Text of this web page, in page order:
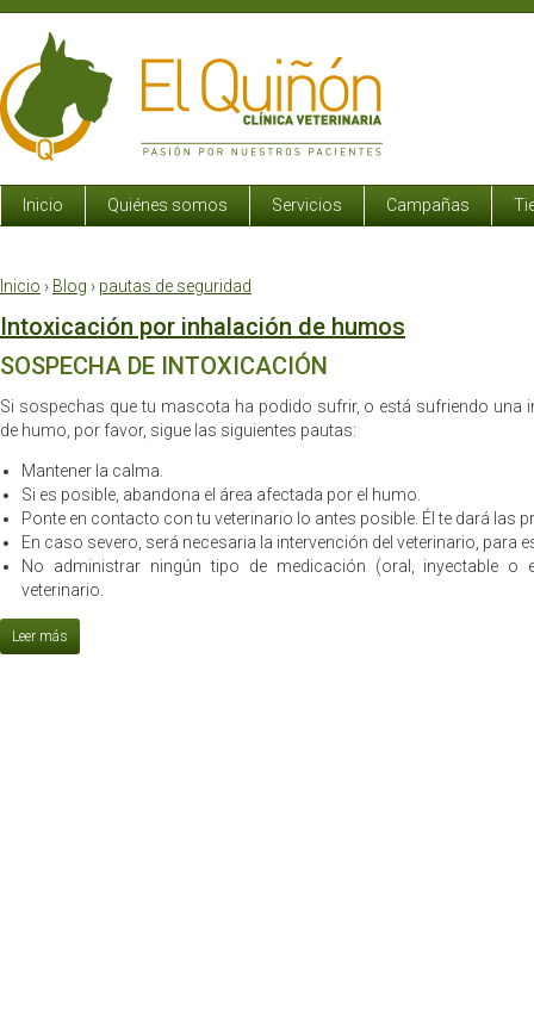
Inicio Quiénes somos Servicios Campañas
Inicio › Blog › pautas de seguridad
Intoxicación por inhalación de humos
SOSPECHA DE INTOXICACIÓN
Si sospechas que tu mascota ha podido sufrir, o está sufriendo una
de humo, por favor, sigue las siguientes pautas:
Mantener la calma.
Si es posible, abandona el área afectada por el humo.
Ponte en contacto con tu veterinario lo antes posible. Él te dará las
En caso severo, será necesaria la intervención del veterinario, para
No administrar ningún tipo de medicación (oral, inyectable o
veterinario.